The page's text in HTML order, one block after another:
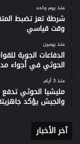
منذ يوم واحد
شرطة تعز تضبط
وقت قياسي
منذ يومين
الدفاعات الجوية
الحوثي في أجواء
منذ 3 أيام
مليشيا الحوثي
والجيش يؤكد
آخر الأخبار